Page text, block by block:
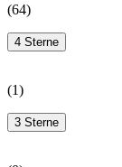
(64)
4 Sterne
(1)
3 Sterne